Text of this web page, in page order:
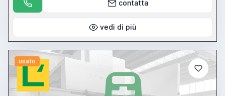
contatta
vedi di più
usato